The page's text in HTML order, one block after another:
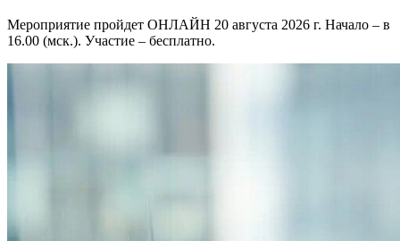
Мероприятие пройдет ОНЛАЙН 20 августа 2026 г. Начало – в
16.00 (мск.). Участие – бесплатно.